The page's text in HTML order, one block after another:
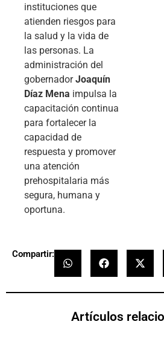
instituciones que
atienden riesgos para
la salud y la vida de
las personas. La
administración del
gobernadorJoaquín
Díaz Mena impulsa la
capacitación continua
para fortalecer la
capacidad de
respuesta y promover
una atención
prehospitalaria más
segura, humana y
oportuna.
Compartir:
Artículos